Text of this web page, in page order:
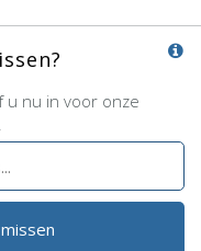
u nu in voor onze